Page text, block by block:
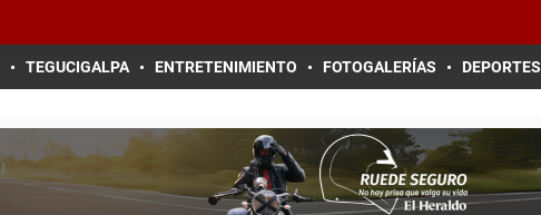
TEGUCIGALPA ENTRETENIMIENTO FOTOGALERÍAS DEPORTES